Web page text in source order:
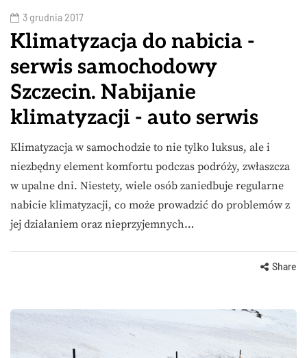
3 grudnia 2017
Klimatyzacja do nabicia -
serwis samochodowy
Szczecin. Nabijanie
klimatyzacji - auto serwis
Klimatyzacja w samochodzie to nie tylko luksus, ale i
niezbędny element komfortu podczas podróży, zwłaszcza
w upalne dni. Niestety, wiele osób zaniedbuje regularne
nabicie klimatyzacji, co może prowadzić do problemów z
jej działaniem oraz nieprzyjemnych…
Share